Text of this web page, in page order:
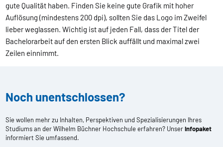
gute Qualität haben. Finden Sie keine gute Grafik mit hoher
Auflösung (mindestens 200 dpi), sollten Sie das Logo im Zweifel
lieber weglassen. Wichtig ist auf jeden Fall, dass der Titel der
Bachelorarbeit auf den ersten Blick auffällt und maximal zwei
Zeilen einnimmt.
Noch unentschlossen?
Sie wollen mehr zu Inhalten, Perspektiven und Spezialisierungen Ihres
Studiums an der Wilhelm Büchner Hochschule erfahren? UnserInfopaket
informiert Sie umfassend.